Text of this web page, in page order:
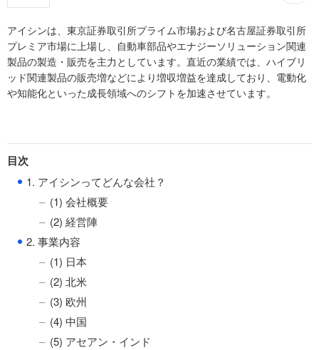
アイシンは、東京証券取引所プライム市場および名古屋証券取引所
プレミア市場に上場し、自動車部品やエナジーソリューション関連
製品の製造・販売を主力としています。直近の業績では、ハイブリ
ッド関連製品の販売増などにより増収増益を達成しており、電動化
や知能化といった成長領域へのシフトを加速させています。
目次
● 1. アイシンってどんな会社？
(1) 会社概要
(2) 経営陣
● 2. 事業内容
(1) 日本
(2) 北米
(3) 欧州
(4) 中国
(5) アセアン・インド